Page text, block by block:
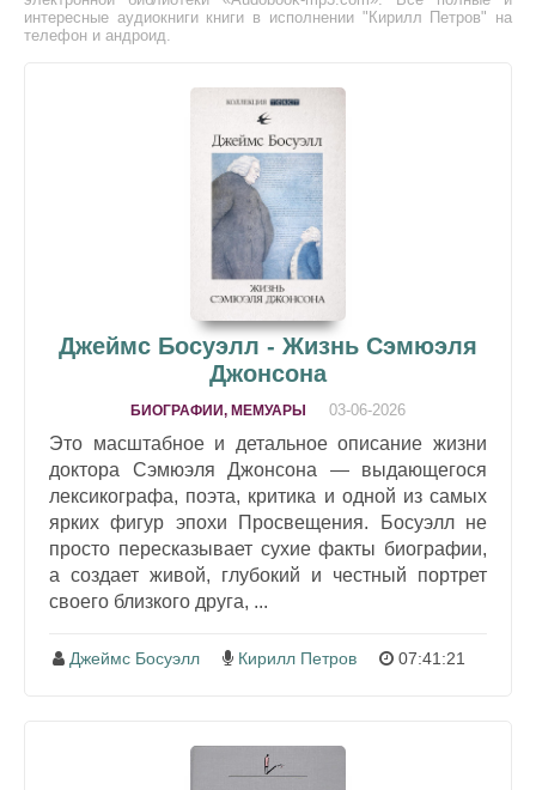
интересные аудиокниги книги в исполнении "Кирилл Петров" на
телефон и андроид.
Джеймс Босуэлл - Жизнь Сэмюэля
Джонсона
БИОГРАФИИ, МЕМУАРЫ 03-06-2026
Это масштабное и детальное описание жизни
доктора Сэмюэля Джонсона — выдающегося
лексикографа, поэта, критика и одной из самых
ярких фигур эпохи Просвещения. Босуэлл не
просто пересказывает сухие факты биографии,
а создает живой, глубокий и честный портрет
своего близкого друга, ...
Джеймс Босуэлл Кирилл Петров 07:41:21